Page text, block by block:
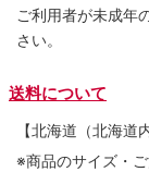
ご利用者が未成年
さい。
送料について
【北海道（北海
※商品のサイズ・